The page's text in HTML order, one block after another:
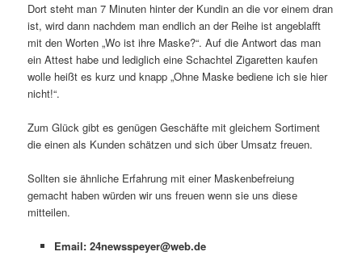
Dort steht man 7 Minuten hinter der Kundin an die vor einem dran
ist, wird dann nachdem man endlich an der Reihe ist angeblafft
mit den Worten „Wo ist ihre Maske?“. Auf die Antwort das man
ein Attest habe und lediglich eine Schachtel Zigaretten kaufen
wolle heißt es kurz und knapp „Ohne Maske bediene ich sie hier
nicht!“.
Zum Glück gibt es genügen Geschäfte mit gleichem Sortiment
die einen als Kunden schätzen und sich über Umsatz freuen.
Sollten sie ähnliche Erfahrung mit einer Maskenbefreiung
gemacht haben würden wir uns freuen wenn sie uns diese
mitteilen.
Email: 24newsspeyer@web.de